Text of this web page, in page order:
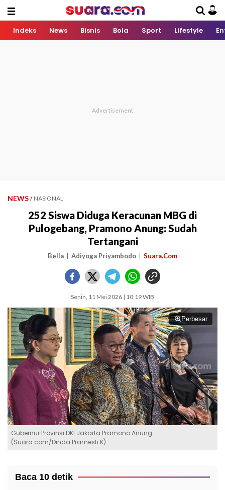
Indeks News Bisnis Bola Sport Lifestyle
NEWS / NASIONAL
252 Siswa Diduga Keracunan MBG di
Pulogebang, Pramono Anung: Sudah
Tertangani
Bella Adiyoga Priyambodo Suara.Com
Senin, 11 Mei 2026 | 10:19 WIB
Perbesar
Gubernur Provinsi DKI Jakarta Pramono Anung.
(Suara.com/Dinda Pramesti K)
Baca 10 detik